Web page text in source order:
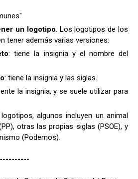
un logotipo. Los logotipos de los
tener además varias versiones:
: tiene la insignia y el nombre del
: tiene la insignia y las siglas.
la insignia, y se suele utilizar para
algunos incluyen un animal
otras las propias siglas (PSOE), y
(Podemos).